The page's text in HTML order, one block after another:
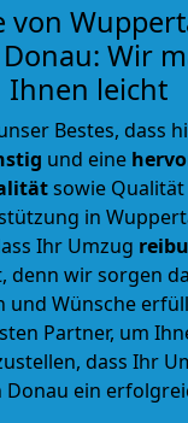
von
Wir
Ihnen leicht
Bestes, dass
und eine
sowie
in
Ihr Umzug
denn wir sorgen
und Wünsche
Partner, um
dass Ihr
Donau ein